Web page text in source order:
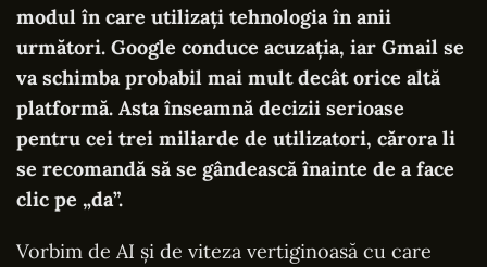
modul în care utilizați tehnologia în anii
următori. Google conduce acuzația, iar Gmail se
va schimba probabil mai mult decât orice altă
platformă. Asta înseamnă decizii serioase
pentru cei trei miliarde de utilizatori, cărora li
se recomandă să se gândească înainte de a face
clic pe „da”.
Vorbim de AI și de viteza vertiginoasă cu care